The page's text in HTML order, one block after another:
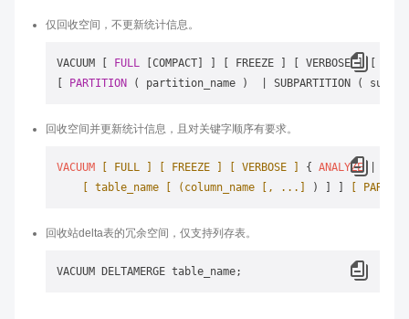
仅回收空间，不更新统计信息。
VACUUM [ FULL [COMPACT] ] [ FREEZE ] [ VERBOSE ] [
PARTITION ( partition_name )
回收空间并更新统计信息，且对关键字顺序有要求。
VACUUM [ FULL ] [ FREEZE ] [ VERBOSE ] { ANALYZE
[ table_name [ (column_name [, ...]
) ] ] [
回收站delta表的冗余空间，仅支持列存表。